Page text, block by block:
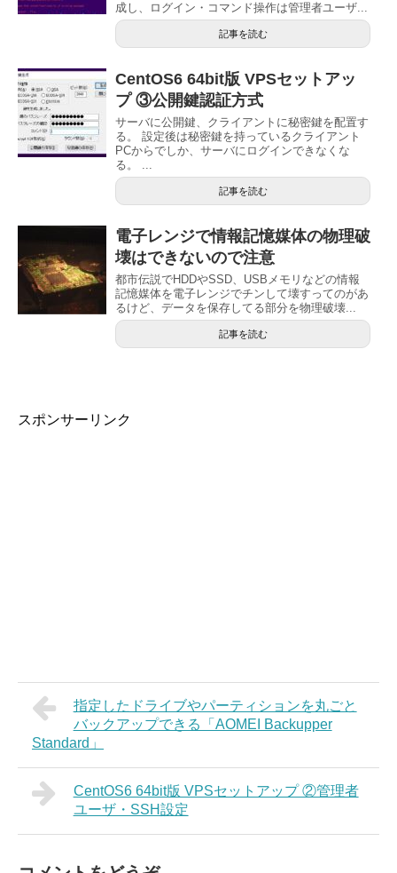
成し、ログイン・コマンド操作は管理者ユーザ...
記事を読む
CentOS6 64bit版 VPSセットアッ
プ ③公開鍵認証方式
サーバに公開鍵、クライアントに秘密鍵を配置す
る。 設定後は秘密鍵を持っているクライアント
PCからでしか、サーバにログインできなくな
る。 ...
記事を読む
電子レンジで情報記憶媒体の物理破
壊はできないので注意
都市伝説でHDDやSSD、USBメモリなどの情報
記憶媒体を電子レンジでチンして壊すってのがあ
るけど、データを保存してる部分を物理破壊...
記事を読む
スポンサーリンク
指定したドライブやパーティションを丸ごと
バックアップできる「AOMEI Backupper
Standard」
CentOS6 64bit版 VPSセットアップ ②管理者
ユーザ・SSH設定